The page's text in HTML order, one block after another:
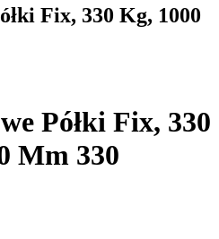
Fix, 330 Kg, 1000
Półki Fix, 330
Mm 330